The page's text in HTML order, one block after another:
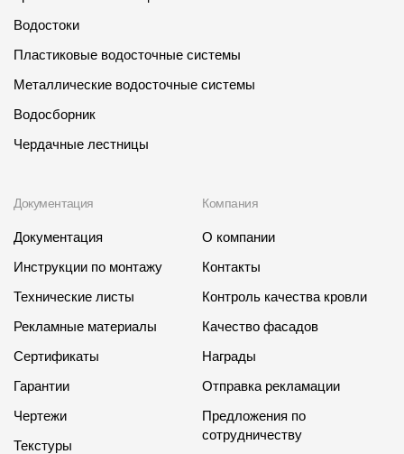
Водостоки
Пластиковые водосточные системы
Металлические водосточные системы
Водосборник
Чердачные лестницы
Документация
Документация
Инструкции по монтажу
Технические листы
Рекламные материалы
Сертификаты
Гарантии
Чертежи
Текстуры
Компания
О компании
Контакты
Контроль качества кровли
Качество фасадов
Награды
Отправка рекламации
Предложения по
сотрудничеству